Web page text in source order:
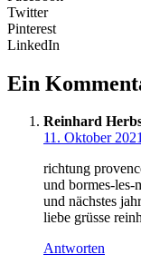
Twitter
Pinterest
LinkedIn
Ein
Reinhard
11. Oktober
richtung
und bormes-les-
und nächstes
liebe grüsse
Antworten